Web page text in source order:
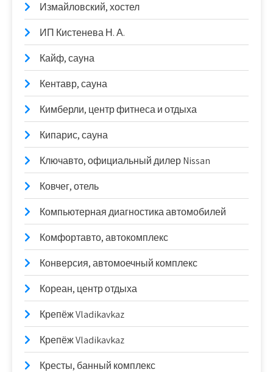
Измайловский, хостел
ИП Кистенева Н. А.
Кайф, сауна
Кентавр, сауна
Кимберли, центр фитнеса и отдыха
Кипарис, сауна
Ключавто, официальный дилер Nissan
Ковчег, отель
Компьютерная диагностика автомобилей
Комфортавто, автокомплекс
Конверсия, автомоечный комплекс
Кореан, центр отдыха
Крепёж Vladikavkaz
Крепёж Vladikavkaz
Кресты, банный комплекс